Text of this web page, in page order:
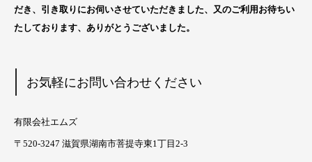
だき、引き取りにお伺いさせていただきました、又のご利用お待ちい
たしております、ありがとうございました。
お気軽にお問い合わせください
有限会社エムズ
〒520-3247 滋賀県湖南市菩提寺東1丁目2-3